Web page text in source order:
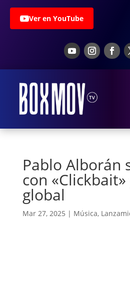
Ver en YouTube
Pablo Alborán
con
global
Mar 27, 2025 | Música,